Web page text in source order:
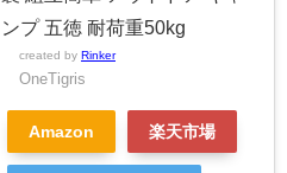
ンプ 五徳 耐荷重50kg
created by Rinker
OneTigris
Amazon 楽天市場